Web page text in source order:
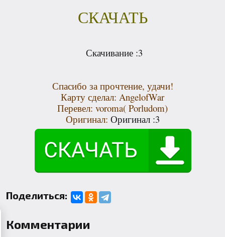
СКАЧАТЬ
Скачивание :3
Спасибо за прочтение, удачи!
Карту сделал: AngelofWar
Перевел: voroma( Porludom)
Оригинал: Оригинал :3
Поделиться:
Комментарии